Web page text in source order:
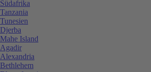
Südafrika
Tanzania
Tunesien
Djerba
Mahe Island
Agadir
Alexandria
Bethlehem